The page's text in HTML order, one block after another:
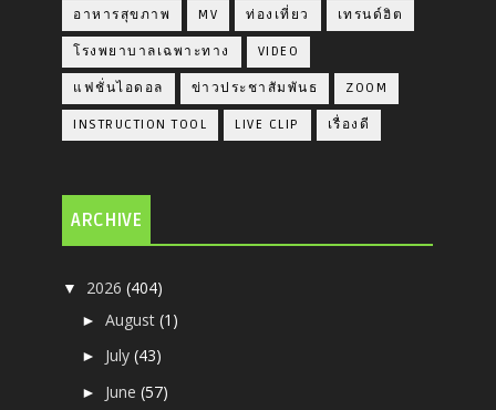
อาหารสุขภาพ MV ท่องเที่ยว เทรนด์ฮิต
โรงพยาบาลเฉพาะทาง VIDEO
แฟชั่นไอดอล ข่าวประชาสัมพันธ ZOOM
INSTRUCTION TOOL LIVE CLIP เรื่องดี
ARCHIVE
▼ 2026(404)
►August(1)
► July(43)
► June(57)